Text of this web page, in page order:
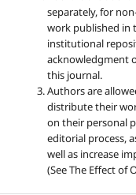
separately, for
work published in
institutional
acknowledgment
this journal.
Authors are
distribute their
on their personal
editorial process,
well as increase
(See The Effect of